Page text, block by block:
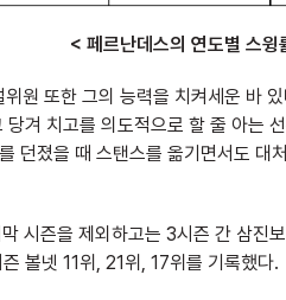
< 페르난데스의 연도별 스윙
원 또한 그의 능력을 치켜세운 바
겨 치고를 의도적으로 할 줄 아는
던졌을 때 스탠스를 옮기면서도 대
시즌을 제외하고는 3시즌 간 삼진
볼넷 11위, 21위, 17위를 기록했다.